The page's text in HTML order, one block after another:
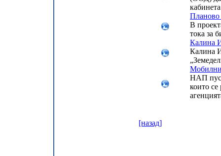
Планово
В
тока за
Калина
Калина
НАП
които се
[назад]